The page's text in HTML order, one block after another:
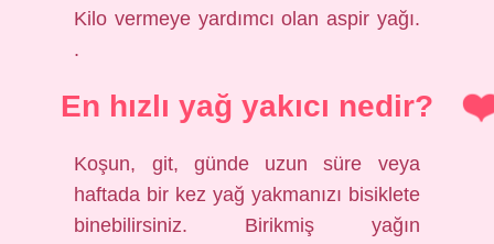
Kilo vermeye yardımcı olan aspir yağı.
.
En hızlı yağ yakıcı nedir?
Koşun, git, günde uzun süre veya
haftada bir kez yağ yakmanızı bisiklete
binebilirsiniz. Birikmiş yağın